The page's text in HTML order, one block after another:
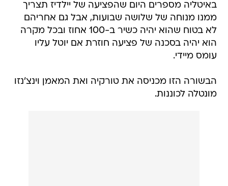
באיטליה מספרים היום שהפציעה של יילדיז תצריך
ממנו מנוחה של שלושה שבועות, אבל גם אחריהם
לא בטוח שהוא יהיה כשיר ב-100 אחוז ובכל מקרה
הוא יהיה בסכנה של פציעה חוזרת אם יוטל עליו
עומס מיידי.
הבשורה הזו מכניסה את טורקיה ואת המאמן וינצ'נזו
מונטלה לכוננות.